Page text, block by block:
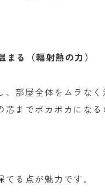
る（輻射熱の力）
部屋全体をムラな
までポカポカになる
る点が魅力です。